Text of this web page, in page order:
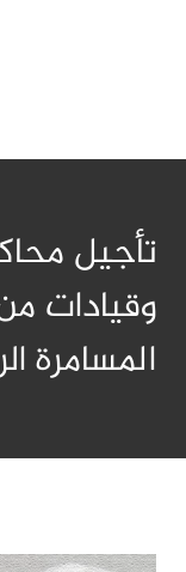
تأجيل
وقيادات
المسامرة